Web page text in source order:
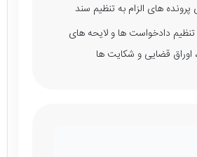
پرونده های الزام به تنظیم سند
تنظیم دادخواست ها و لایحه های
اوراق قضایی و شکایت ها